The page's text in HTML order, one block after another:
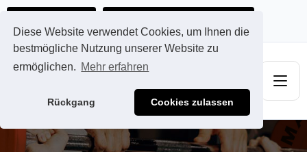
Diese Website verwendet Cookies, um Ihnen die
bestmögliche Nutzung unserer Website zu
ermöglichen. Mehr erfahren
Rückgang Cookies zulassen